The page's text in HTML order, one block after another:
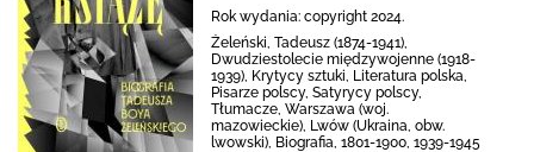
Rok wydania: copyright 2024.
Żeleński, Tadeusz (1874-1941),
Dwudziestolecie międzywojenne (1918-
1939), Krytycy sztuki, Literatura polska,
Pisarze polscy, Satyrycy polscy,
Tłumacze, Warszawa (woj.
mazowieckie), Lwów (Ukraina, obw.
lwowski), Biografia, 1801-1900, 1939-1945